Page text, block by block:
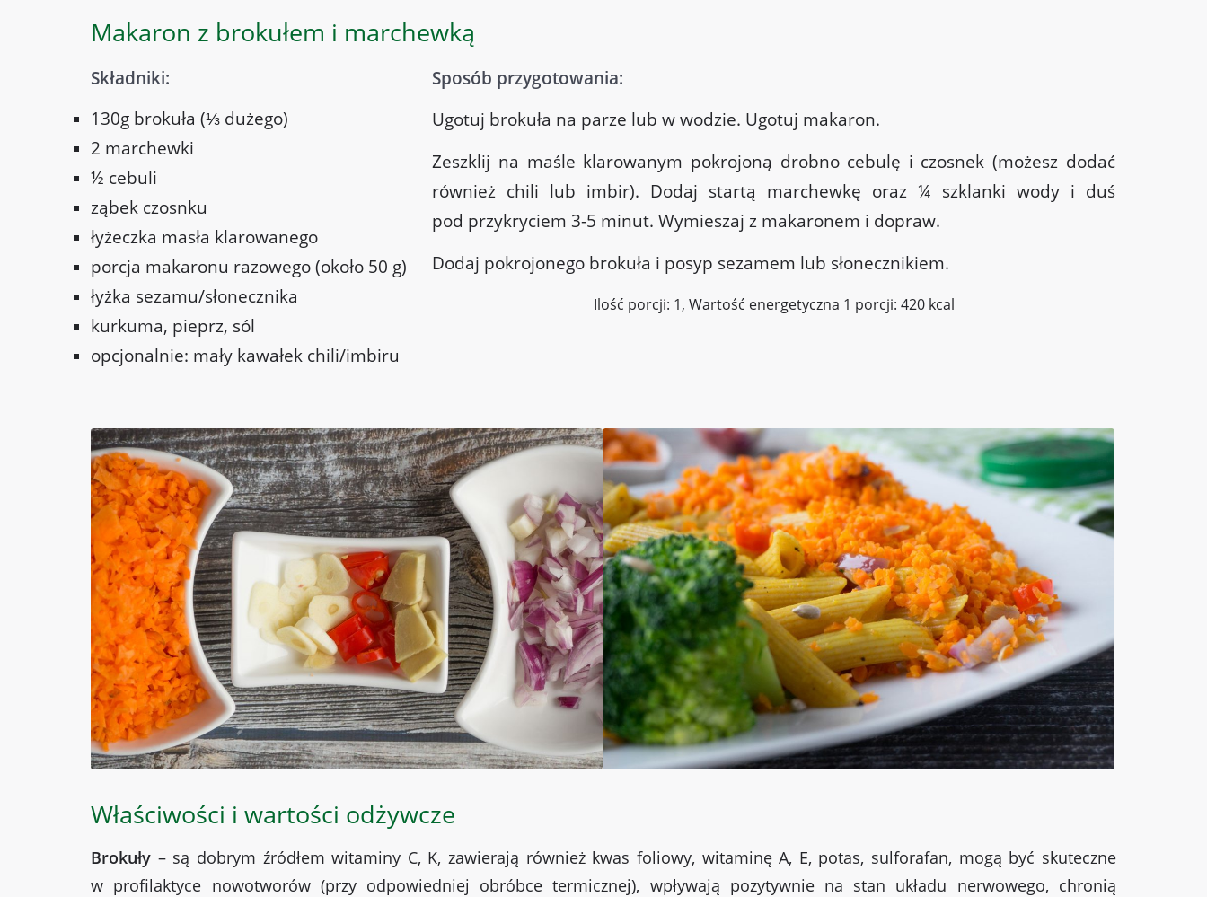
Makaron z brokułem i marchewką
Składniki:
130g brokuła (⅓ dużego)
2 marchewki
½ cebuli
ząbek czosnku
łyżeczka masła klarowanego
porcja makaronu razowego (około 50 g)
łyżka sezamu/słonecznika
kurkuma, pieprz, sól
opcjonalnie: mały kawałek chili/imbiru
Sposób przygotowania:
Ugotuj brokuła na parze lub w wodzie. Ugotuj makaron.
Zeszklij na maśle klarowanym pokrojoną drobno cebulę i czosnek (możesz dodać
również chili lub imbir). Dodaj startą marchewkę oraz ¼ szklanki wody i duś
pod przykryciem 3-5 minut. Wymieszaj z makaronem i dopraw.
Dodaj pokrojonego brokuła i posyp sezamem lub słonecznikiem.
Ilość porcji: 1, Wartość energetyczna 1 porcji: 420 kcal
Właściwości i wartości odżywcze
Brokuły – są dobrym źródłem witaminy C, K, zawierają również kwas foliowy, witaminę A, E, potas, sulforafan, mogą być skuteczne
w profilaktyce nowotworów (przy odpowiedniej obróbce termicznej), wpływają pozytywnie na stan układu nerwowego, chronią